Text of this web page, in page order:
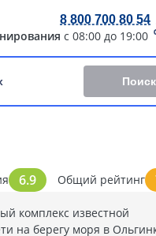
8 800 700 80 54
с 08:00 до 19:00
Поиск
6.9 Общий рейтинг
комплекс известной
на берегу моря в